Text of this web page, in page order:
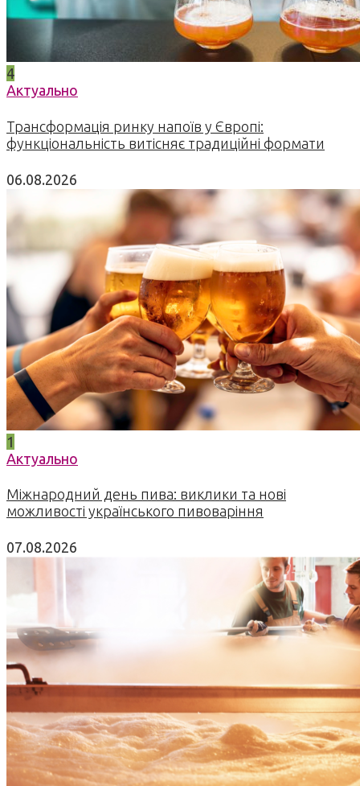
4
Актуально
Трансформація ринку напоїв у Європі:
функціональність витісняє традиційні формати
06.08.2026
1
Актуально
Міжнародний день пива: виклики та нові
можливості українського пивоваріння
07.08.2026